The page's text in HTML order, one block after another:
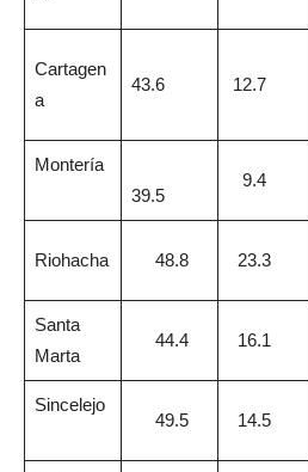
Cartagen
a
43.6 12.7
Montería
39.5
9.4
Riohacha 48.8 23.3
Santa
Marta
44.4 16.1
Sincelejo
49.5 14.5